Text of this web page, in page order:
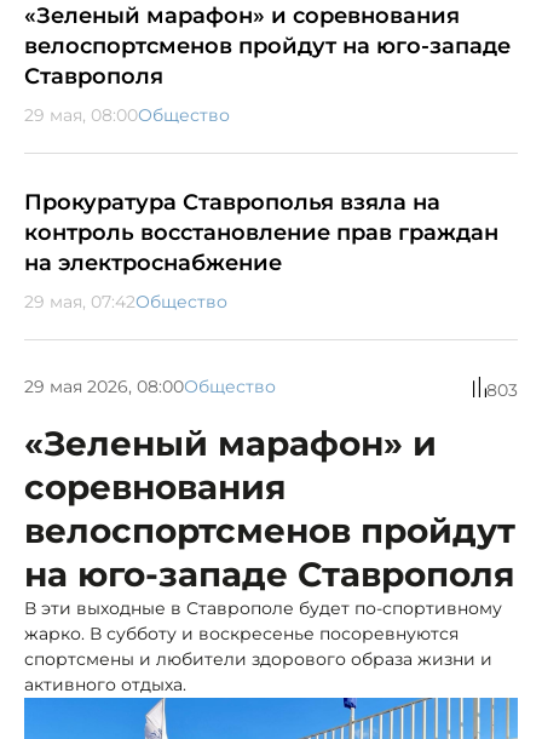
«Зеленый марафон» и соревнования
велоспортсменов пройдут на юго-западе
Ставрополя
29 мая, 08:00Общество
Прокуратура Ставрополья взяла на
контроль восстановление прав граждан
на электроснабжение
29 мая, 07:42Общество
29 мая 2026, 08:00Общество 803
«Зеленый марафон» и
соревнования
велоспортсменов пройдут
на юго-западе Ставрополя
В эти выходные в Ставрополе будет по-спортивному
жарко. В субботу и воскресенье посоревнуются
спортсмены и любители здорового образа жизни и
активного отдыха.